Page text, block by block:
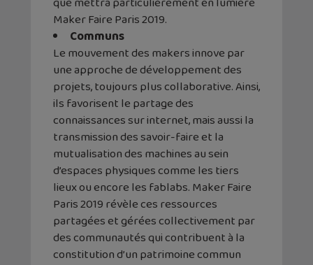
Maker Faire Paris 2019.
Communs
Le mouvement des makers innove par
une approche de développement des
projets, toujours plus collaborative. Ainsi,
ils favorisent le partage des
connaissances sur internet, mais aussi la
transmission des savoir-faire et la
mutualisation des machines au sein
d’espaces physiques comme les tiers
lieux ou encore les fablabs. Maker Faire
Paris 2019 révèle ces ressources
partagées et gérées collectivement par
des communautés qui contribuent à la
constitution d’un patrimoine commun